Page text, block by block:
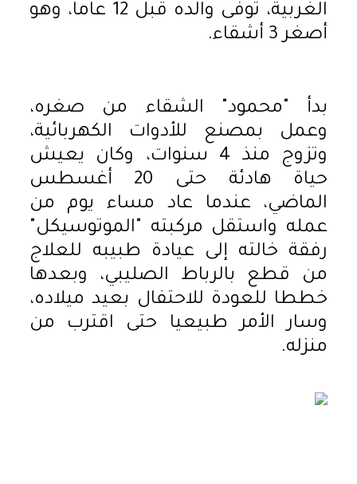
الغربية، توفى والده قبل 12 عاماً، وهو
أصغر 3 أشقاء.
بدأ "محمود" الشقاء من صغره،
وعمل بمصنع للأدوات الكهربائية،
وتزوج منذ 4 سنوات، وكان يعيش
حياة هادئة حتى 20 أغسطس
الماضي، عندما عاد مساء يوم من
عمله واستقل مركبته "الموتوسيكل"
رفقة خالته إلى عيادة طبيبه للعلاج
من قطع بالرباط الصليبي، وبعدها
خططا للعودة للاحتفال بعيد ميلاده،
وسار الأمر طبيعيا حتى اقترب من
منزله.